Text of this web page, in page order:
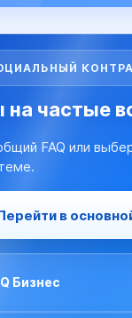
на частые
FAQ или
в
Бизнес